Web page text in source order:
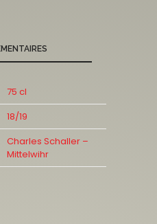
75 cl
18/19
Charles Schaller –
Mittelwihr